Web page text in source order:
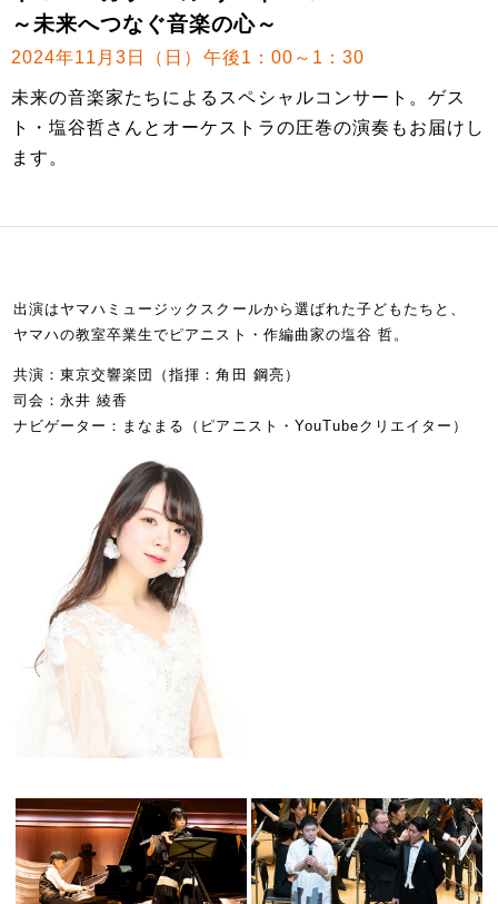
～未来へつなぐ音楽の心～
2024年11月3日（日）午後1：00～1：30
未来の音楽家たちによるスペシャルコンサート。ゲス
ト・塩谷哲さんとオーケストラの圧巻の演奏もお届けし
ます。
出演はヤマハミュージックスクールから選ばれた子どもたちと、
ヤマハの教室卒業生でピアニスト・作編曲家の塩谷 哲。
共演：東京交響楽団（指揮：角田 鋼亮）
司会：永井 綾香
ナビゲーター：まなまる（ピアニスト・YouTubeクリエイター）